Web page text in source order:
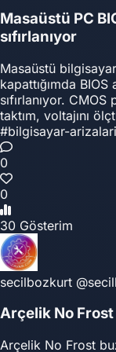
Masaüstü PC
sıfırlanıyor
Masaüstü
kapattığımda BIOS
sıfırlanıyor.
taktım, voltajını
#bilgisayar-arizalari
0
0
30 Gösterim
secilbozkurt
Arçelik No
Arçelik No Frost